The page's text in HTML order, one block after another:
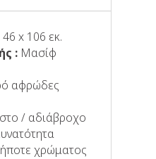
x 106 εκ.
:Μασίφ
αφρώδες
/ αδιάβροχo
χρώματος